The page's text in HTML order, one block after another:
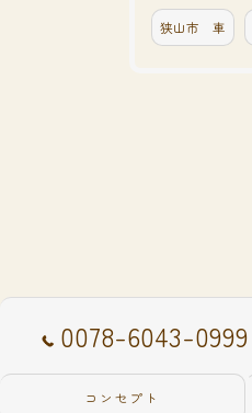
狭山市 車
0078-6043-0999
コンセプト